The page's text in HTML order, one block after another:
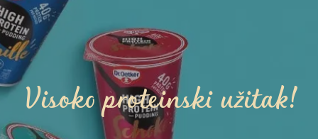
Visoko proteinski užitak!